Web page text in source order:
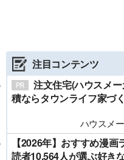
注目コンテンツ
注文住宅(ハウスメ
積ならタウンライフ家づ
ハウスメ
【2026年】おすすめ漫画
読者10,564人が選ぶ好き